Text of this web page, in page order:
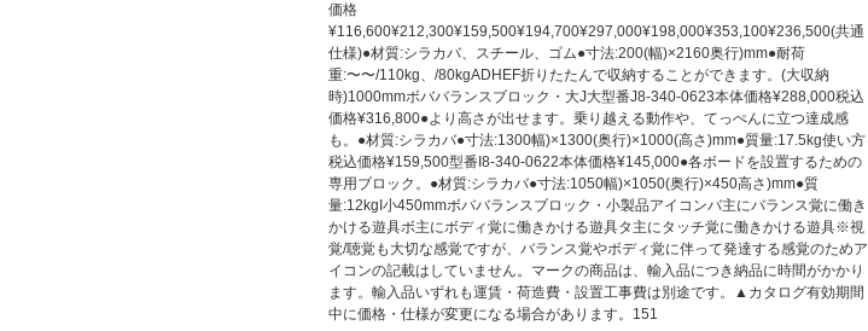
価格
¥116,600¥212,300¥159,500¥194,700¥297,000¥198,000¥353,100¥236,500(共通
仕様)●材質:シラカバ、スチール、ゴム●寸法:200(幅)×2160奥行)mm●耐荷
重:〜〜/110kg、/80kgADHEF折りたたんで収納することができます。(大収納
時)1000mmボババランスブロック・大J大型番J8-340-0623本体価格¥288,000税込
価格¥316,800●より高さが出せます。乗り越える動作や、てっぺんに立つ達成感
も。●材質:シラカバ●寸法:1300幅)×1300(奥行)×1000(高さ)mm●質量:17.5kg使い方
税込価格¥159,500型番I8-340-0622本体価格¥145,000●各ボードを設置するための
専用ブロック。●材質:シラカバ●寸法:1050幅)×1050(奥行)×450高さ)mm●質
量:12kgI小450mmボババランスブロック・小製品アイコンバ主にバランス覚に働き
かける遊具ボ主にボディ覚に働きかける遊具タ主にタッチ覚に働きかける遊具※視
覚/聴覚も大切な感覚ですが、バランス覚やボディ覚に伴って発達する感覚のためア
イコンの記載はしていません。マークの商品は、輸入品につき納品に時間がかかり
ます。輸入品いずれも運賃・荷造費・設置工事費は別途です。▲カタログ有効期間
中に価格・仕様が変更になる場合があります。151